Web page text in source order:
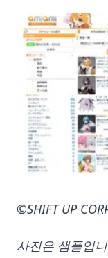
©SHIFT UP
사진은 샘플입